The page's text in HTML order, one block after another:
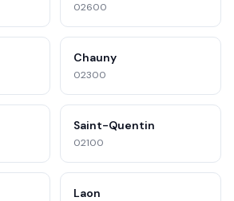
02600
Chauny
02300
Saint-Quentin
02100
Laon